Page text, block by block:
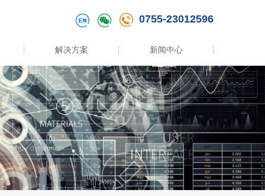
0755-23012596
解决方案 新闻中心